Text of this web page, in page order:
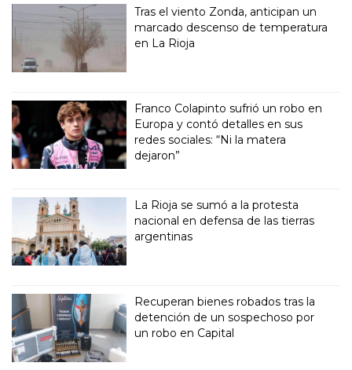
Tras el viento Zonda, anticipan un
marcado descenso de temperatura
en La Rioja
Franco Colapinto sufrió un robo en
Europa y contó detalles en sus
redes sociales: “Ni la matera
dejaron”
La Rioja se sumó a la protesta
nacional en defensa de las tierras
argentinas
Recuperan bienes robados tras la
detención de un sospechoso por
un robo en Capital